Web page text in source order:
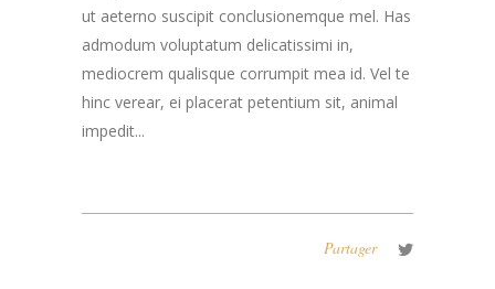
ut aeterno suscipit conclusionemque mel. Has
admodum voluptatum delicatissimi in,
mediocrem qualisque corrumpit mea id. Vel te
hinc verear, ei placerat petentium sit, animal
impedit...
Partager